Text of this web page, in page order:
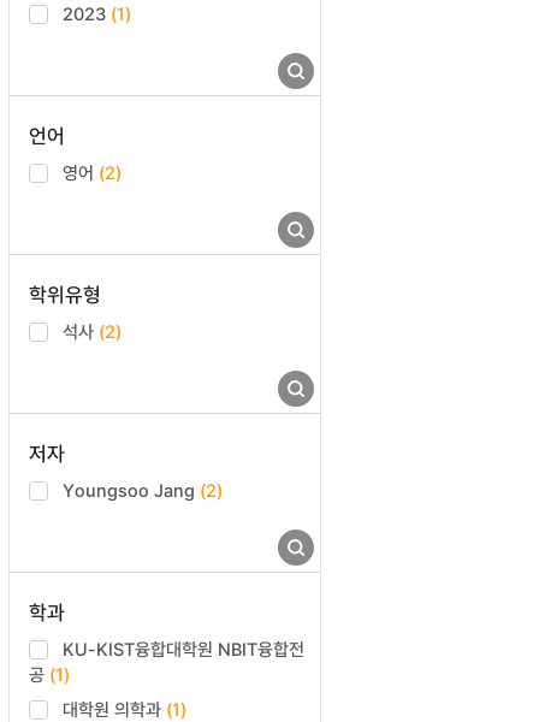
2023 (1)
언어
영어 (2)
학위유형
석사 (2)
저자
Youngsoo Jang (2)
학과
KU-KIST융합대학원 NBIT융합전
공 (1)
대학원 의학과 (1)